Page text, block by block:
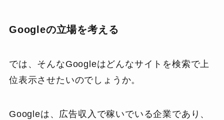
Googleの立場を考える
では、そんなGoogleはどんなサイトを検索で上
位表示させたいのでしょうか。
Googleは、広告収入で稼いでいる企業であり、